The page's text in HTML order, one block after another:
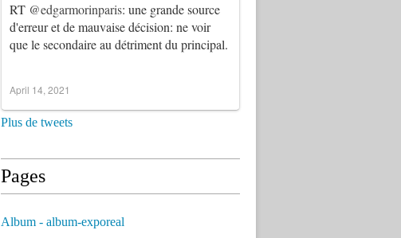
RT @edgarmorinparis: une grande source
d'erreur et de mauvaise décision: ne voir
que le secondaire au détriment du principal.
April 14, 2021
Plus de tweets
Pages
Album - album-exporeal